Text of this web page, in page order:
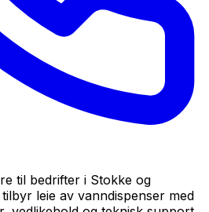
til bedrifter i Stokke og
leie av vanndispenser med